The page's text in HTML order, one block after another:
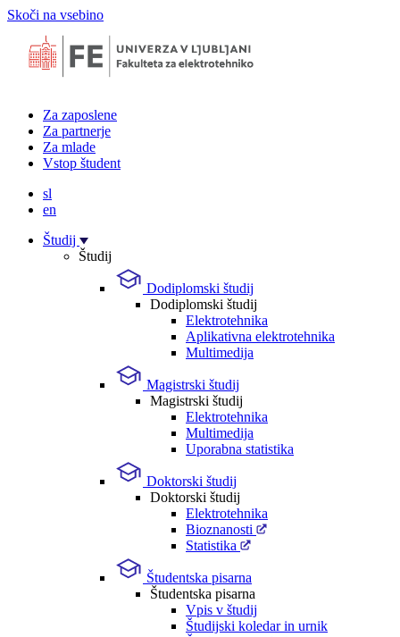
Skoči na vsebino
Za zaposlene
Za partnerje
Za mlade
Vstop študent
sl
en
Študij
Študij
Dodiplomski študij
Dodiplomski študij
Elektrotehnika
Aplikativna elektrotehnika
Multimedija
Magistrski študij
Magistrski študij
Elektrotehnika
Multimedija
Uporabna statistika
Doktorski študij
Doktorski študij
Elektrotehnika
Bioznanosti
Statistika
Študentska pisarna
Študentska pisarna
Vpis v študij
Študijski koledar in urnik